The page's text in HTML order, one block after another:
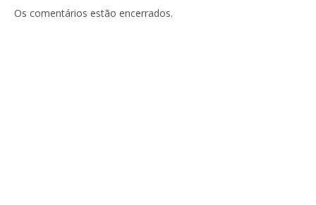
Os comentários estão encerrados.